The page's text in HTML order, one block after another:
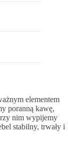
elementem
poranną kawę,
nim wypijemy
stabilny, trwały i